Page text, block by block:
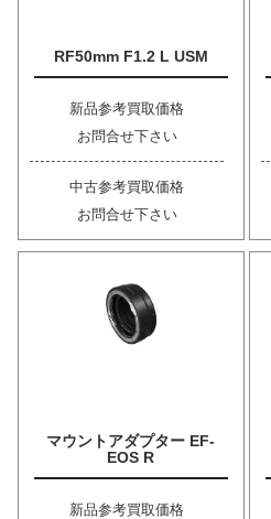
RF50mm F1.2 L USM
新品参考買取価格
お問合せ下さい
中古参考買取価格
お問合せ下さい
マウントアダプター EF-
EOS R
新品参考買取価格